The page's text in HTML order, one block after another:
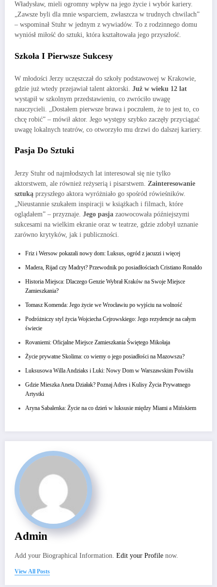
Władysław, mieli ogromny wpływ na jego życie i wybór kariery.
„Zawsze byli dla mnie wsparciem, zwłaszcza w trudnych chwilach”
– wspominał Stuhr w jednym z wywiadów. To z rodzinnego domu
wyniósł miłość do sztuki, która kształtowała jego przyszłość.
Szkoła I Pierwsze Sukcesy
W młodości Jerzy uczęszczał do szkoły podstawowej w Krakowie,
gdzie już wtedy przejawiał talent aktorski. Już w wieku 12 lat
wystąpił w szkolnym przedstawieniu, co zwróciło uwagę
nauczycieli. „Dostałem pierwsze brawa i poczułem, że to jest to, co
chcę robić” – mówił aktor. Jego występy szybko zaczęły przyciągać
uwagę lokalnych teatrów, co otworzyło mu drzwi do dalszej kariery.
Pasja Do Sztuki
Jerzy Stuhr od najmłodszych lat interesował się nie tylko
aktorstwem, ale również reżyserią i pisarstwem. Zainteresowanie
sztuką przyszłego aktora wyróżniało go spośród rówieśników.
„Nieustannie szukałem inspiracji w książkach i filmach, które
oglądałem” – przyznaje. Jego pasja zaowocowała późniejszymi
sukcesami na wielkim ekranie oraz w teatrze, gdzie zdobył uznanie
zarówno krytyków, jak i publiczności.
Friz i Wersow pokazali nowy dom: Luksus, ogród z jacuzzi i więcej
Madera, Rijad czy Madryt? Przewodnik po posiadłościach Cristiano Ronaldo
Historia Miejsca: Dlaczego Genzie Wybrał Kraków na Swoje Miejsce
Zamieszkania?
Tomasz Komenda: Jego życie we Wrocławiu po wyjściu na wolność
Podróżniczy styl życia Wojciecha Cejrowskiego: Jego rezydencje na całym
świecie
Rovaniemi: Oficjalne Miejsce Zamieszkania Świętego Mikołaja
Życie prywatne Skolima: co wiemy o jego posiadłości na Mazowszu?
Luksusowa Willa Andziaks i Luki: Nowy Dom w Warszawskim Powiślu
Gdzie Mieszka Aneta Działak? Poznaj Adres i Kulisy Życia Prywatnego
Artystki
Aryna Sabalenka: Życie na co dzień w luksusie między Miami a Mińskiem
Admin
Add your Biographical Information. Edit your Profile now.
View All Posts